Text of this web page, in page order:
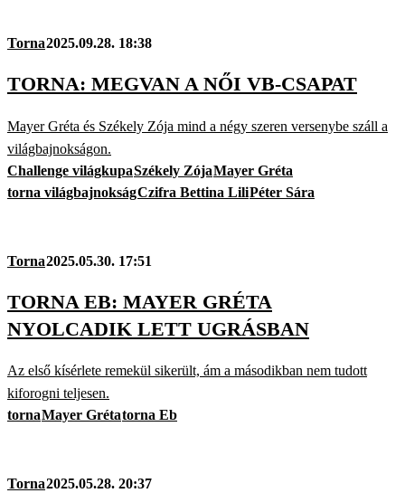
Torna2025.09.28. 18:38
TORNA: MEGVAN A NŐI VB-CSAPAT
Mayer Gréta és Székely Zója mind a négy szeren versenybe száll a
világbajnokságon.
Challenge világkupaSzékely ZójaMayer Gréta
torna világbajnokságCzifra Bettina LiliPéter Sára
Torna2025.05.30. 17:51
TORNA EB: MAYER GRÉTA
NYOLCADIK LETT UGRÁSBAN
Az első kísérlete remekül sikerült, ám a másodikban nem tudott
kiforogni teljesen.
tornaMayer Grétatorna Eb
Torna2025.05.28. 20:37